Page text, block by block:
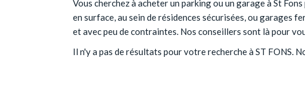
Vous cherchez à acheter un parking ou un garage à St
en surface, au sein de résidences sécurisées, ou garages
et avec peu de contraintes. Nos conseillers sont là pour
Il n'y a pas de résultats pour votre recherche à ST FONS.